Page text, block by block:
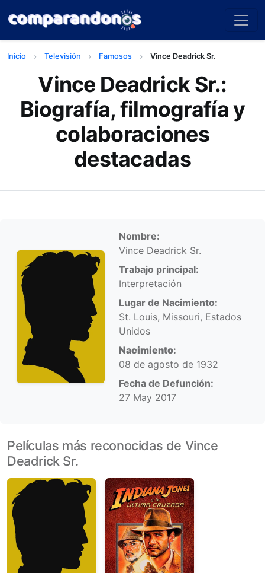
Inicio Televisión Famosos Vince Deadrick Sr.
Vince Deadrick Sr.:
Biografía, filmografía y
colaboraciones
destacadas
Información personal
Nombre:
Vince Deadrick Sr.
Trabajo principal:
Interpretación
Lugar de Nacimiento:
St. Louis, Missouri, Estados
Unidos
Nacimiento:
08 de agosto de 1932
Fecha de Defunción:
27 May 2017
Películas más reconocidas de Vince
Deadrick Sr.